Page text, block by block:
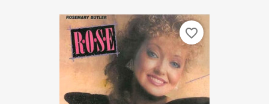
favorite_border